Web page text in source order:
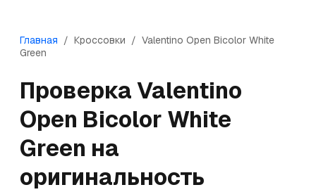
Главная / Кроссовки / Valentino Open Bicolor White
Green
ПроверкаValentino
Open Bicolor White
Green на
оригинальность